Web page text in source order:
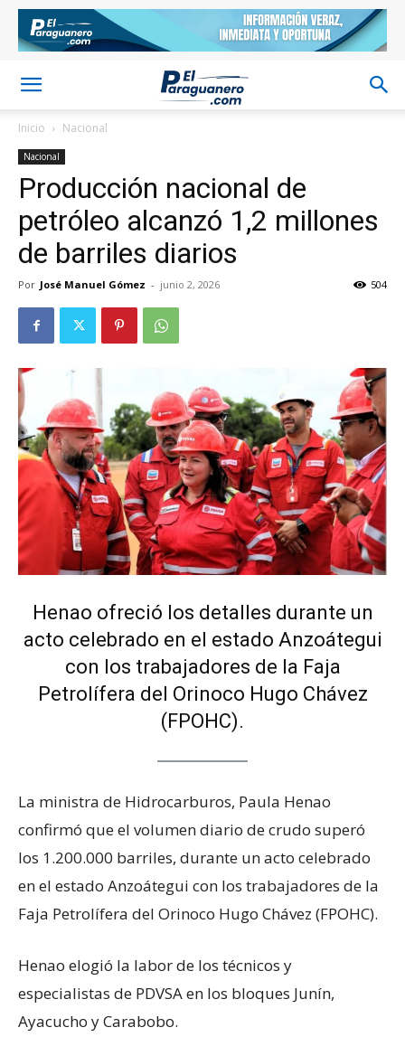
Inicio Nacional
Nacional
Producción nacional de
petróleo alcanzó 1,2 millones
de barriles diarios
Por José Manuel Gómez - junio 2, 2026 504
Henao ofreció los detalles durante un
acto celebrado en el estado Anzoátegui
con los trabajadores de la Faja
Petrolífera del Orinoco Hugo Chávez
(FPOHC).
La ministra de Hidrocarburos, Paula Henao
confirmó que el volumen diario de crudo superó
los 1.200.000 barriles, durante un acto celebrado
en el estado Anzoátegui con los trabajadores de la
Faja Petrolífera del Orinoco Hugo Chávez (FPOHC).
Henao elogió la labor de los técnicos y
especialistas de PDVSA en los bloques Junín,
Ayacucho y Carabobo.